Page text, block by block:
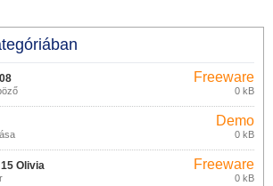
Freeware
0 kB
Demo
0 kB
Olivia Freeware
0 kB